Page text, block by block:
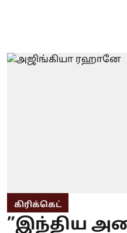
கிரிக்கெட்
”இந்திய